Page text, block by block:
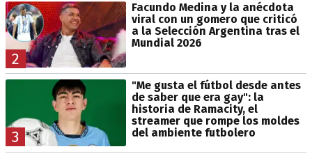
2
Facundo Medina y la anécdota
viral con un gomero que criticó
a la Selección Argentina tras el
Mundial 2026
3
"Me gusta el fútbol desde antes
de saber que era gay": la
historia de Ramacity, el
streamer que rompe los moldes
del ambiente futbolero